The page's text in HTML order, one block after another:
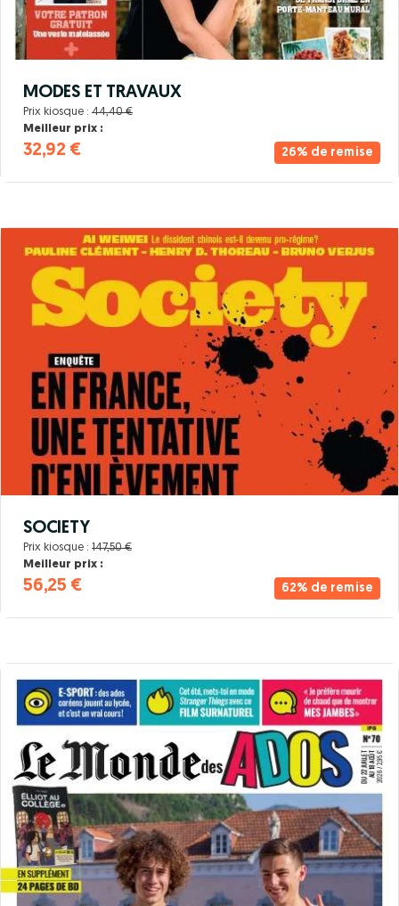
26% de remise
MODES ET TRAVAUX
Prix kiosque : 44,40 €
Meilleur prix :
32,92 €
62% de remise
SOCIETY
Prix kiosque : 147,50 €
Meilleur prix :
56,25 €